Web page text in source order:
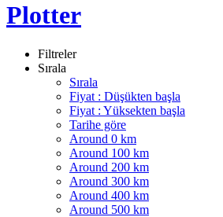
Plotter
Filtreler
Sırala
Sırala
Fiyat : Düşükten başla
Fiyat : Yüksekten başla
Tarihe göre
Around 0 km
Around 100 km
Around 200 km
Around 300 km
Around 400 km
Around 500 km